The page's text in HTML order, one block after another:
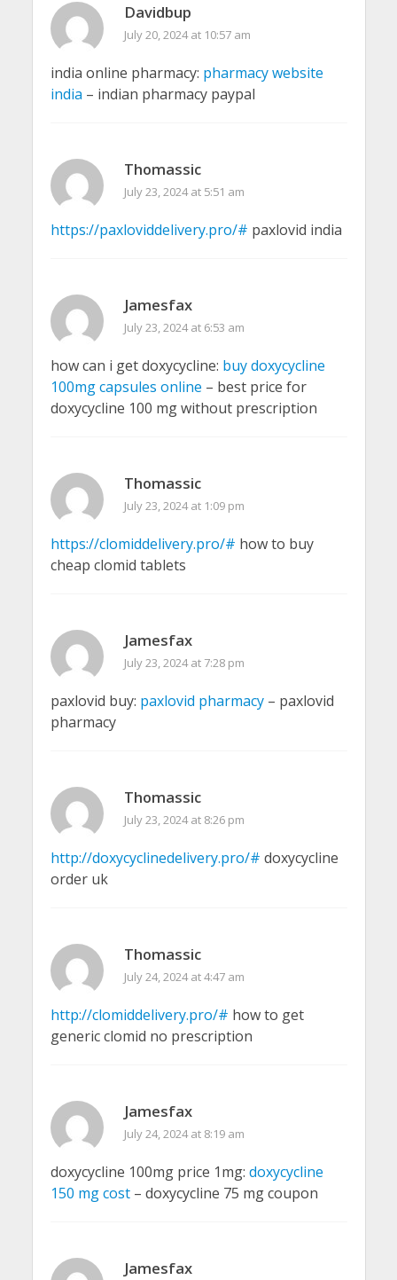
Davidbup
July 20, 2024 at 10:57 am
india online pharmacy: pharmacy website
india – indian pharmacy paypal
Thomassic
July 23, 2024 at 5:51 am
https://paxloviddelivery.pro/# paxlovid india
Jamesfax
July 23, 2024 at 6:53 am
how can i get doxycycline: buy doxycycline
100mg capsules online – best price for
doxycycline 100 mg without prescription
Thomassic
July 23, 2024 at 1:09 pm
https://clomiddelivery.pro/# how to buy
cheap clomid tablets
Jamesfax
July 23, 2024 at 7:28 pm
paxlovid buy: paxlovid pharmacy– paxlovid
pharmacy
Thomassic
July 23, 2024 at 8:26 pm
http://doxycyclinedelivery.pro/# doxycycline
order uk
Thomassic
July 24, 2024 at 4:47 am
http://clomiddelivery.pro/# how to get
generic clomid no prescription
Jamesfax
July 24, 2024 at 8:19 am
doxycycline 100mg price 1mg: doxycycline
150 mg cost– doxycycline 75 mg coupon
Jamesfax